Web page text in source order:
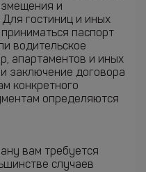
и
гостиниц и иных
паспорт
водительское
апартаментов и иных
заключение договора
конкретного
определяются
вам требуется
случаев